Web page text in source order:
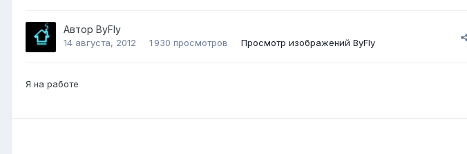
Автор ВyFly
14 августа, 2012 1 930 просмотров Просмотр изображений ВyFly
Я на работе